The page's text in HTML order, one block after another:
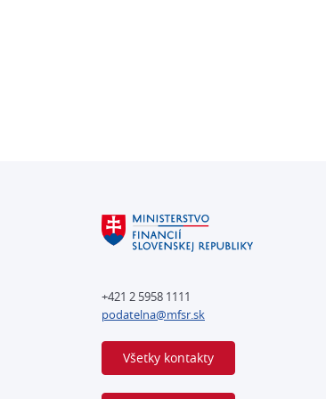
+421 2 5958 1111
podatelna@mfsr.sk
Všetky kontakty